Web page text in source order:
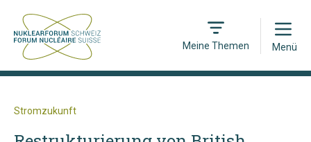
Meine Themen
Open
Menü
Stromzukunft